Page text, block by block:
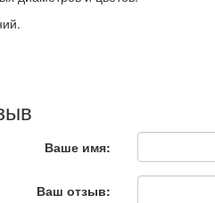
Ваше имя:
Ваш отзыв: